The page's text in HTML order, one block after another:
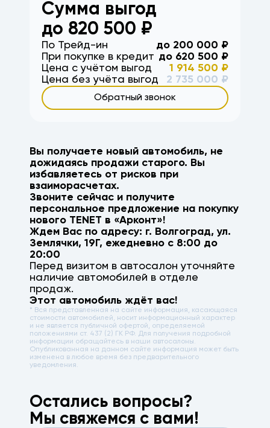
Сумма выгод
до 820 500 ₽
По Трейд-ин до 200 000 ₽
При покупке в кредит до 620 500 ₽
Цена с учётом выгод
1 914 500 ₽
Цена без учёта выгод
2 735 000 ₽
Обратный звонок
Вы получаете новый автомобиль, не
дожидаясь продажи старого. Вы
избавляетесь от рисков при
взаиморасчетах.
Звоните сейчас и получите
персональное предложение на покупку
нового TENET в «Арконт»!
Ждем Вас по адресу: г. Волгоград,ул.
Землячки, 19Г, ежедневно с 8:00 до
20:00
Перед визитом в автосалон уточняйте
наличие автомобилей в отделе
продаж.
Этот автомобиль ждёт вас!
* Вся представленная на сайте информация, касающаяся
стоимости автомобилей, носит информационный характер
и не является публичной офертой, определяемой
положениями ст. 437 (2) ГК РФ. Для получения подробной
информации обращайтесь в наши автосалоны.
Опубликованная на данном сайте информация может быть
изменена в любое время без предварительного
уведомления.
Остались вопросы?
Мы свяжемся с вами!